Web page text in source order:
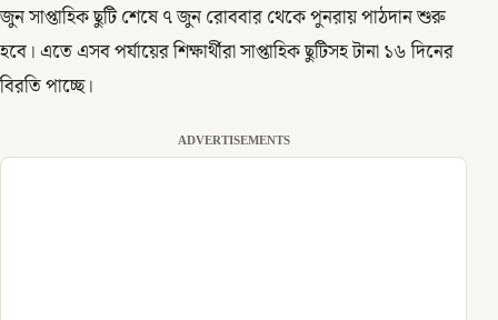
জুন সাপ্তাহিক ছুটি শেষে ৭ জুন রোববার থেকে পুনরায় পাঠদান শুরু
হবে। এতে এসব পর্যায়ের শিক্ষার্থীরা সাপ্তাহিক ছুটিসহ টানা ১৬ দিনের
বিরতি পাচ্ছে।
ADVERTISEMENTS